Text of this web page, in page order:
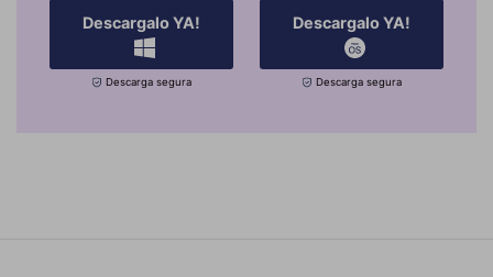
Descargalo YA!
Descarga segura
Descargalo YA!
Descarga segura